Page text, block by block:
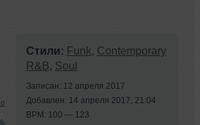
Стили: Funk, Contemporary
R&B, Soul
Записан: 12 апреля 2017
Добавлен: 14 апреля 2017, 21:04
BPM: 100 — 123